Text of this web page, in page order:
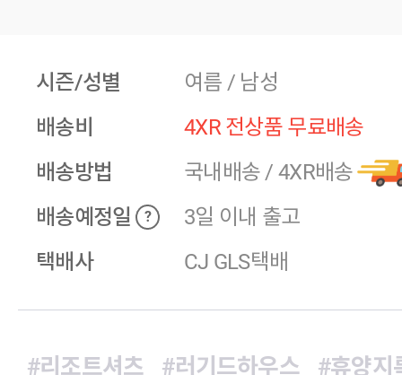
시즌/성별
여름 / 남성
배송비
4XR 전상품 무료배송
배송방법
국내배송 / 4XR배송
배송예정일
?
3일 이내 출고
택배사
CJ GLS택배
#리조트셔츠 #러기드하우스
#휴양지